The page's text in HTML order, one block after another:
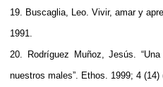
19. Buscaglia, Leo. Vivir, amar y
1991.
20. Rodríguez Muñoz, Jesús.
nuestros males”. Ethos. 1999; 4 (14)